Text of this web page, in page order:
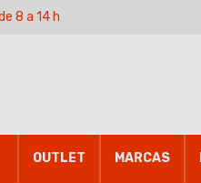
8 a 14 h
OUTLET MARCAS